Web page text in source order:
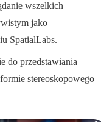
wszelkich
jako
SpatialLabs.
do przedstawiania
stereoskopowego